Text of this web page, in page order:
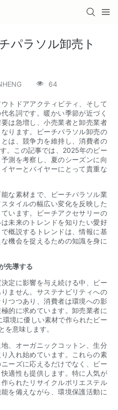
パラソル卸売ト
64
トドアアクティビティ、そして
名詞です。暖かい季節が近づく
は急増し、小売業者と卸売業者
ります。ビーチパラソル卸売の
は、競争力を維持し、消費者の
。この記事では、2025年のビー
測を考察し、夏のシーズンに向
ヤーとバイヤーにとって貴重な
な素材まで、ビーチパラソル業
タイルの幅広い変化を反映した
います。ビーチアクセサリーの
未来のトレンドを知りたい愛好
概説するトレンドは、情報に基
機会を捉えるための知識を身に
先導する
定に影響を与え続ける中、ビー
ません。サステナビリティへの
つつあり、消費者は環境への影
的に求めています。卸売業者に
境に優しい素材で作られたビー
を意味します。
、オーガニックコットン、生分
入れ始めています。これらの素
ーズに応えるだけでなく、ビー
適性も提供します。特に人気が
られたリサイクルポリエステル
を備えながら、環境保護活動に